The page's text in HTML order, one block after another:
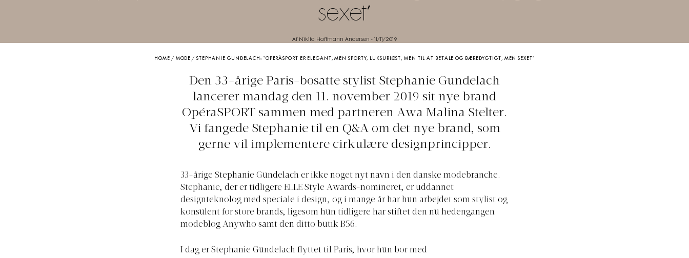
sexet”
Af Nikita Hoffmann Andersen - 11/11/2019
HOME / MODE / STEPHANIE GUNDELACH: “OPERÁSPORT ER ELEGANT, MEN SPORTY, LUKSURIØST, MEN TIL AT BETALE OG BÆREDYGTIGT, MEN SEXET”
Den 33-årige Paris-bosatte stylist Stephanie Gundelach
lancerer mandag den 11. november 2019 sit nye brand
OpéraSPORT sammen med partneren Awa Malina Stelter.
Vi fangede Stephanie til en Q&A om det nye brand, som
gerne vil implementere cirkulære designprincipper.
33-årige Stephanie Gundelach er ikke noget nyt navn i den danske modebranche.
Stephanie, der er tidligere ELLE Style Awards-nomineret, er uddannet
designteknolog med speciale i design, og i mange år har hun arbejdet som stylist og
konsulent for store brands, ligesom hun tidligere har stiftet den nu hedengangen
modeblog Anywho samt den ditto butik B56.
I dag er Stephanie Gundelach flyttet til Paris, hvor hun bor med